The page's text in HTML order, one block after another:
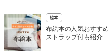
絵本
布絵本の人気おすす
ストラップ付も紹介